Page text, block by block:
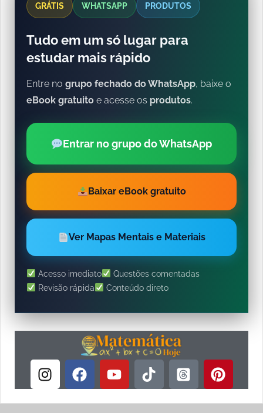
GRÁTIS WHATSAPP PRODUTOS
Tudo em um só lugar para
estudar mais rápido
Entre no grupo fechado do WhatsApp, baixe o
eBook gratuito e acesse os produtos.
Entrar no grupo do WhatsApp
Baixar eBook gratuito
Ver Mapas Mentais e Materiais
Acesso imediato
Questões comentadas
Revisão rápida
Conteúdo direto